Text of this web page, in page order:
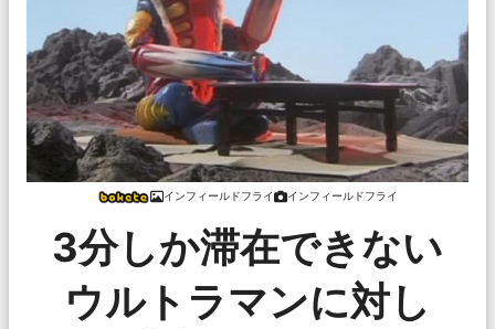
インフィールドフライ インフィールドフライ
3分しか滞在できない
ウルトラマンに対し